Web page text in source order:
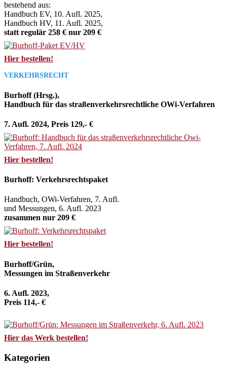
bestehend aus:
Handbuch EV, 10. Aufl. 2025,
Handbuch HV, 11. Aufl. 2025,
statt regulär 258 € nur 209 €
Hier bestellen!
VERKEHRSRECHT
Burhoff (Hrsg.),
Handbuch für das straßenverkehrsrechtliche OWi-Verfahren
7. Aufl. 2024, Preis 129,- €
Hier bestellen!
Burhoff: Verkehrsrechtspaket
Handbuch, OWi-Verfahren, 7. Aufl.
und Messungen, 6. Aufl. 2023
zusammen nur 209 €
Hier bestellen!
Burhoff/Grün,
Messungen im Straßenverkehr
6. Aufl. 2023,
Preis 114,- €
Hier das Werk bestellen!
Kategorien